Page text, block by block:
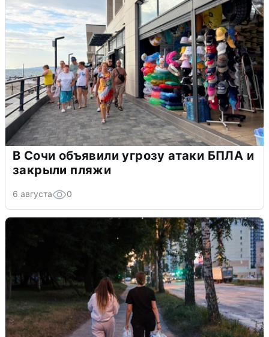
В Сочи объявили угрозу атаки БПЛА и
закрыли пляжи
6 августа 0